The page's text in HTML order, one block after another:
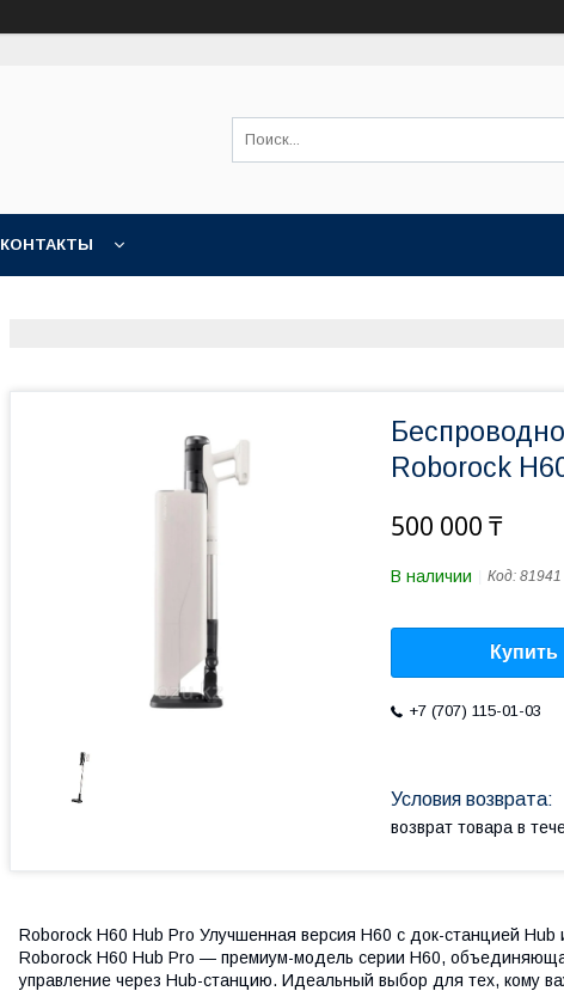
КОНТАКТЫ
Roborock
500 000 ₸
В наличии Код: 81941
Купить
+7 (707) 115-01-03
возврат товара в
Roborock H60 Hub Pro Улучшенная версия H60 с док-станцией
Roborock H60 Hub Pro — премиум-модель серии H60,
управление через Hub-станцию. Идеальный выбор для тех, кому